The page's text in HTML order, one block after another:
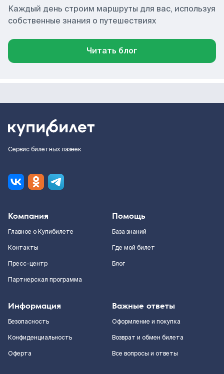
Каждый день строим маршруты для вас, используя
собственные знания о путешествиях
Читать блог
Сервис билетных лазеек
Компания
Главное о Купибилете
Контакты
Пресс-центр
Партнерская программа
Помощь
База знаний
Где мой билет
Блог
Информация
Безопасность
Конфиденциальность
Оферта
Важные ответы
Оформление и покупка
Возврат и обмен билета
Все вопросы и ответы